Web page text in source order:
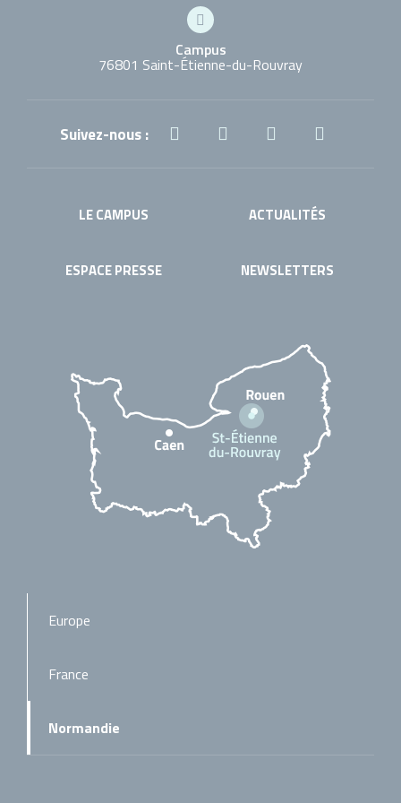
Campus
76801 Saint-Étienne-du-Rouvray
Suivez-nous :
LE CAMPUS ACTUALITÉS
ESPACE PRESSE NEWSLETTERS
Europe
France
Normandie